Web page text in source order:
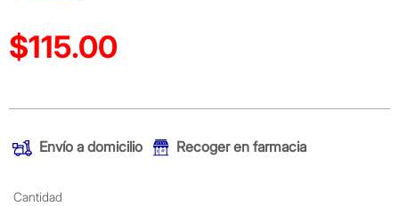
Precio reducido de
$115.00
Envío a domicilio Recoger en farmacia
Cantidad